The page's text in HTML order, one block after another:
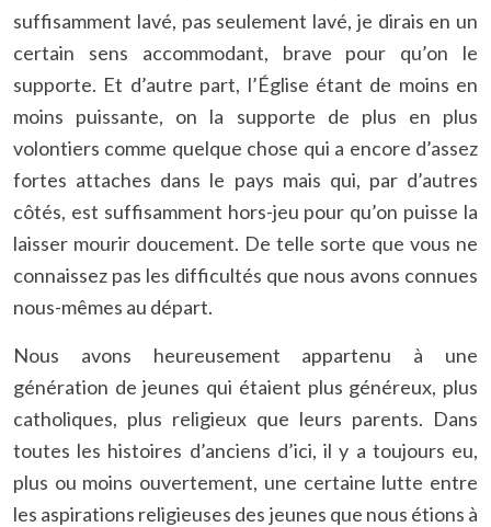
suffisamment lavé, pas seulement lavé, je dirais en un
certain sens accommodant, brave pour qu’on le
supporte. Et d’autre part, l’Église étant de moins en
moins puissante, on la supporte de plus en plus
volontiers comme quelque chose qui a encore d’assez
fortes attaches dans le pays mais qui, par d’autres
côtés, est suffisamment hors-jeu pour qu’on puisse la
laisser mourir doucement. De telle sorte que vous ne
connaissez pas les difficultés que nous avons connues
nous-mêmes au départ.
Nous avons heureusement appartenu à une
génération de jeunes qui étaient plus généreux, plus
catholiques, plus religieux que leurs parents. Dans
toutes les histoires d’anciens d’ici, il y a toujours eu,
plus ou moins ouvertement, une certaine lutte entre
les aspirations religieuses des jeunes que nous étions à